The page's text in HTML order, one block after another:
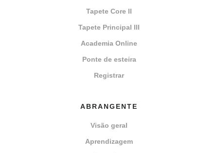
Tapete Core II
Tapete Principal III
Academia Online
Ponte de esteira
Registrar
ABRANGENTE
Visão geral
Aprendizagem